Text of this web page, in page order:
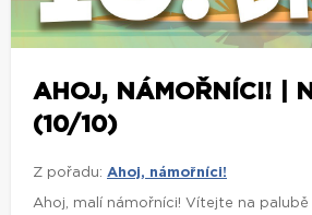
AHOJ, NÁMOŘNÍCI! |
(10/10)
Z pořadu: Ahoj, námořníci!
Ahoj, malí námořníci! Vítejte na